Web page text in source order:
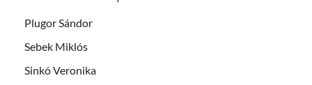
Plugor Sándor
Sebek Miklós
Sinkó Veronika